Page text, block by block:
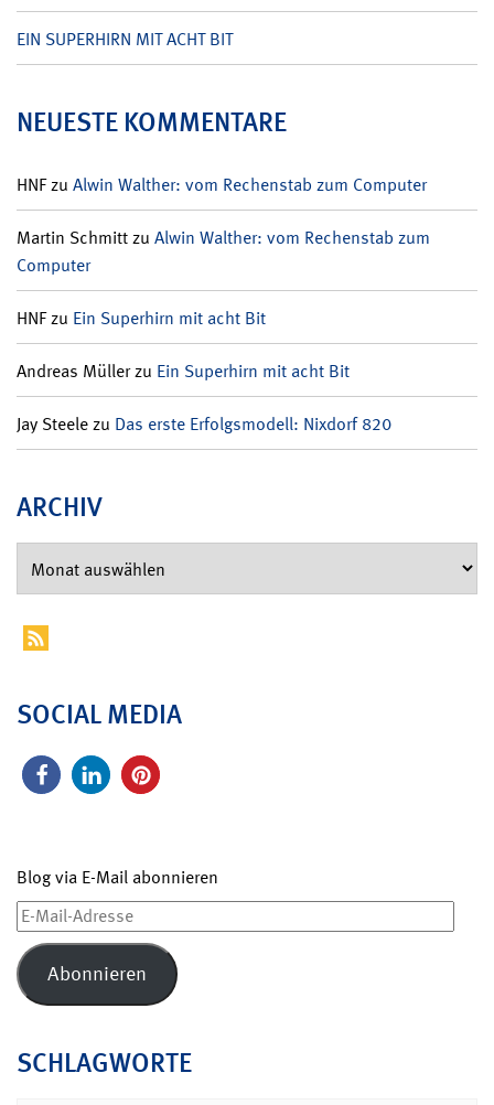
EIN SUPERHIRN MIT ACHT BIT
NEUESTE KOMMENTARE
HNFzu Alwin Walther: vom Rechenstab zum Computer
Martin Schmittzu Alwin Walther: vom Rechenstab zum
Computer
HNFzu Ein Superhirn mit acht Bit
Andreas Müllerzu Ein Superhirn mit acht Bit
Jay Steelezu Das erste Erfolgsmodell: Nixdorf 820
ARCHIV
SOCIAL MEDIA
Blog via E-Mail abonnieren
E-
Mail-
Adresse
Abonnieren
SCHLAGWORTE